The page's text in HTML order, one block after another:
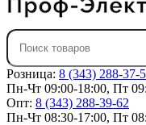
Розница: 8 (343) 288-37-
Пн-Чт 09:00-18:00, Пт
Опт: 8 (343) 288-39-62
Пн-Чт 08:30-17:00, Пт